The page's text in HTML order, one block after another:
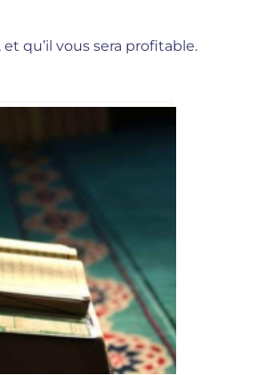
, et qu’il vous sera profitable.